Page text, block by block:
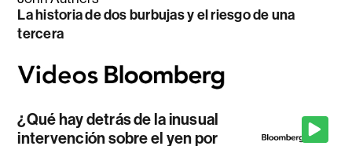
La historia de dos burbujas y el riesgo de una
tercera
¿Qué hay detrás de la inusual
intervención sobre el yen por